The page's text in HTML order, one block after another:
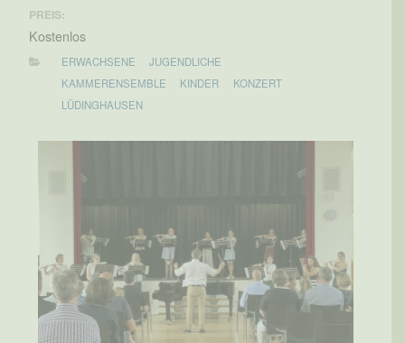
PREIS:
Kostenlos
ERWACHSENE
JUGENDLICHE
KAMMERENSEMBLE
KINDER
KONZERT
LÜDINGHAUSEN